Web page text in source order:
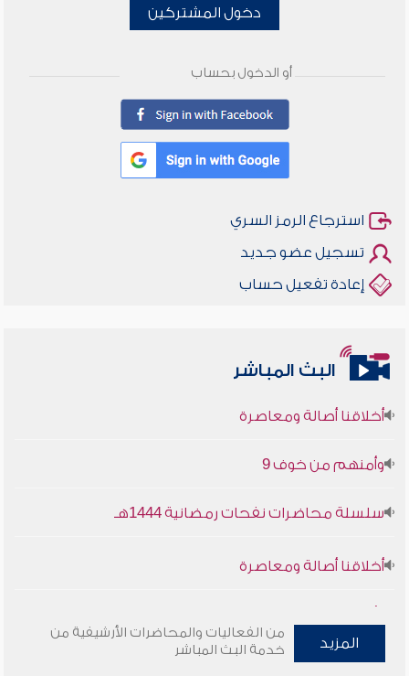
دخول المشتركين
أو الدخول بحساب
استرجاع الرمز السري
تسجيل عضو جديد
إعادة تفعيل حساب
البث المباشر
سلسلة محاضرات نفحات رمضانية 1444هـ
المزيد
من الفعاليات والمحاضرات الأرشيفية من
خدمة البث المباشر